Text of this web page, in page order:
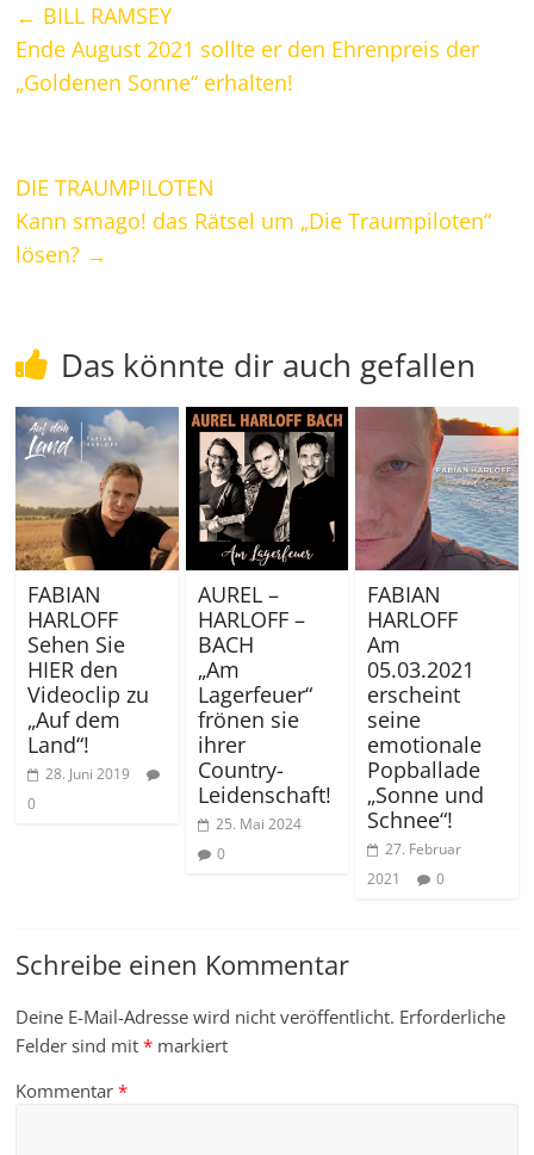
← BILL RAMSEY
Ende August 2021 sollte er den Ehrenpreis der
„Goldenen Sonne“ erhalten!
DIE TRAUMPILOTEN
Kann smago! das Rätsel um „Die Traumpiloten“
lösen? →
Das könnte dir auch gefallen
FABIAN
HARLOFF
Sehen Sie
HIER den
Videoclip zu
„Auf dem
Land“!
28. Juni 2019
0
AUREL –
HARLOFF –
BACH
„Am
Lagerfeuer“
frönen sie
ihrer
Country-
Leidenschaft!
25. Mai 2024
0
FABIAN
HARLOFF
Am
05.03.2021
erscheint
seine
emotionale
Popballade
„Sonne und
Schnee“!
27. Februar
2021
0
Schreibe einen Kommentar
Deine E-Mail-Adresse wird nicht veröffentlicht. Erforderliche
Felder sind mit* markiert
Kommentar*